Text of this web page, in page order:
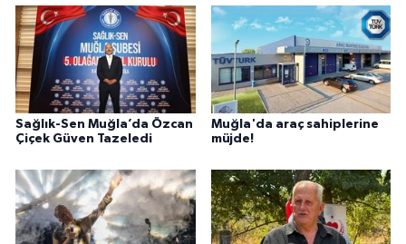
Sağlık-Sen Muğla’da Özcan
Çiçek Güven Tazeledi
Muğla'da araç sahiplerine
müjde!